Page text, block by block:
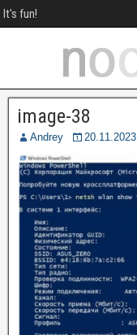
It's fun!
image-38
Andrey 20.11.2023